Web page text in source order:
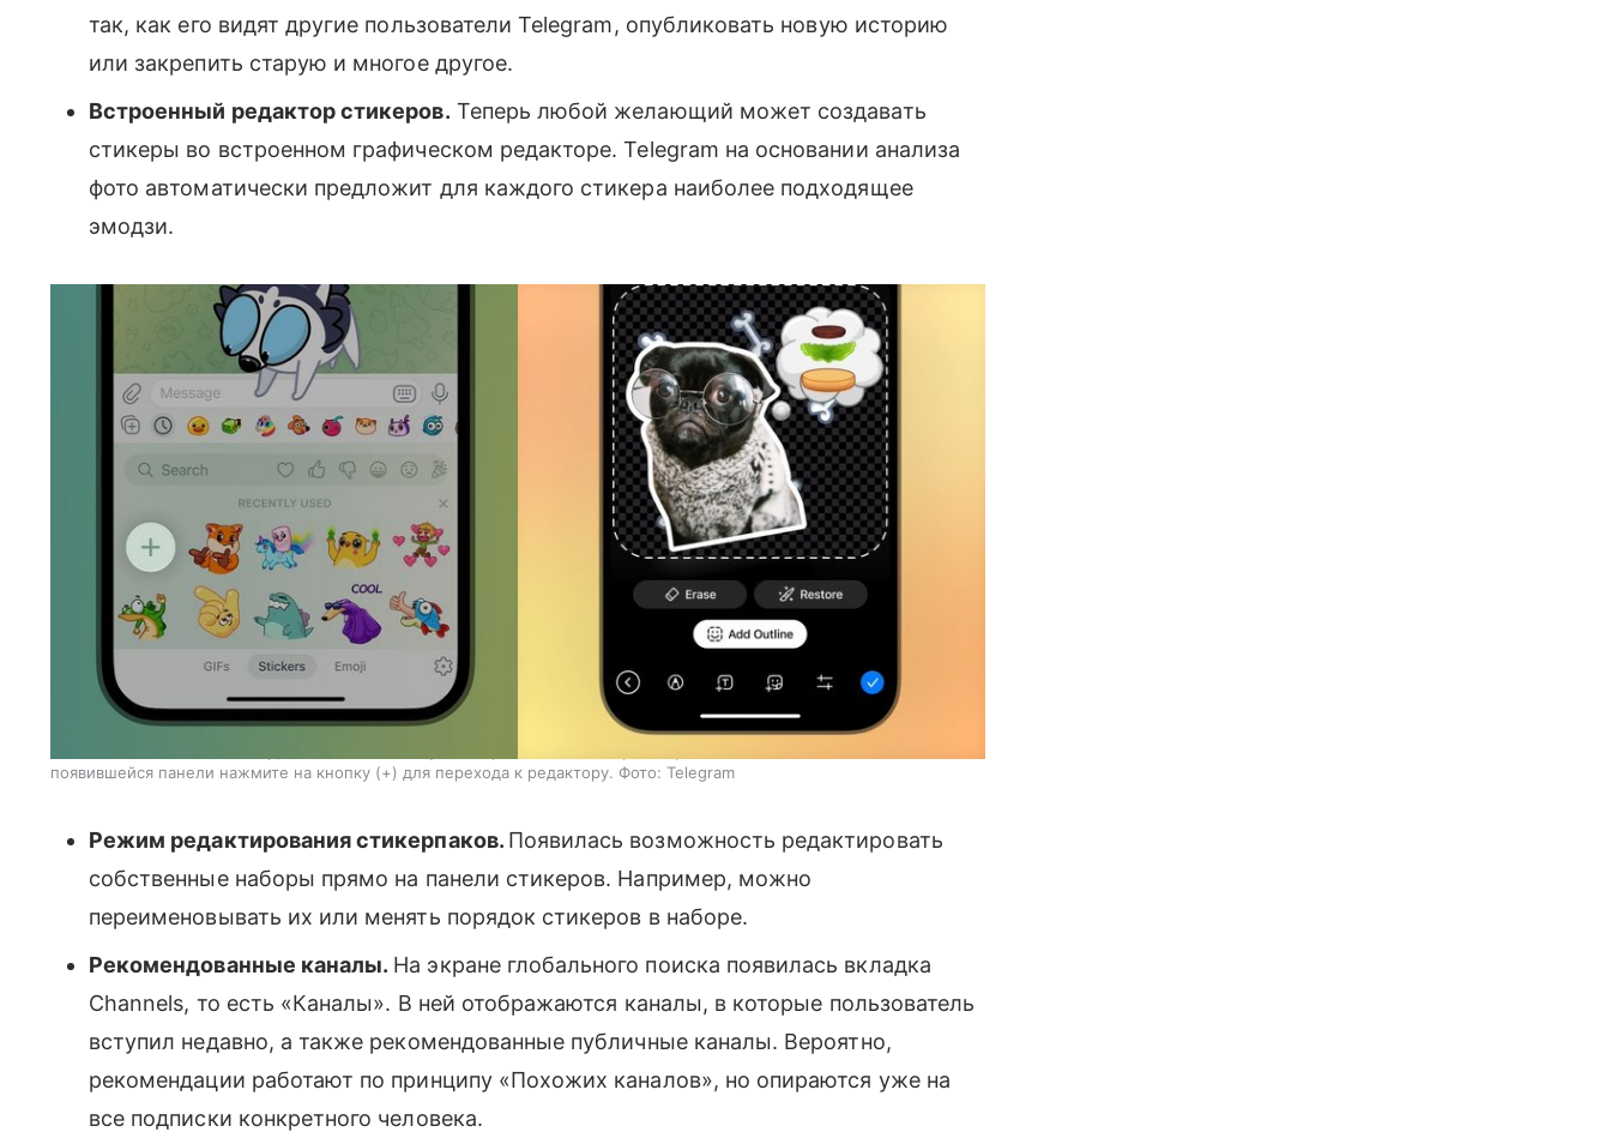
так, как его видят другие пользователи Telegram, опубликовать новую историю
или закрепить старую и многое другое.
Встроенный редактор стикеров. Теперь любой желающий может создавать
стикеры во встроенном графическом редакторе. Telegram на основании анализа
фото автоматически предложит для каждого стикера наиболее подходящее
эмодзи.
появившейся панели нажмите на кнопку (+) для перехода к редактору. Фото: Telegram
Режим редактирования стикерпаков. Появилась возможность редактировать
собственные наборы прямо на панели стикеров. Например, можно
переименовывать их или менять порядок стикеров в наборе.
Рекомендованные каналы. На экране глобального поиска появилась вкладка
Channels, то есть «Каналы». В ней отображаются каналы, в которые пользователь
вступил недавно, а также рекомендованные публичные каналы. Вероятно,
рекомендации работают по принципу «Похожих каналов», но опираются уже на
все подписки конкретного человека.